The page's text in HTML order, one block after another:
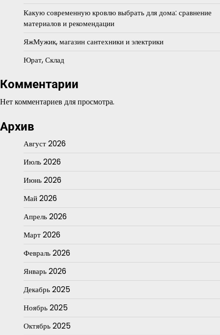
Какую современную кровлю выбрать для дома: сравнение
материалов и рекомендации
ЯжМужик, магазин сантехники и электрики
Юрат, Склад
Комментарии
Нет комментариев для просмотра.
Архив
Август 2026
Июль 2026
Июнь 2026
Май 2026
Апрель 2026
Март 2026
Февраль 2026
Январь 2026
Декабрь 2025
Ноябрь 2025
Октябрь 2025